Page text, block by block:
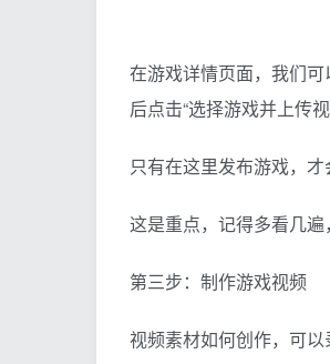
在游戏详情页面，我们
后点击“选择游戏并上传视
只有在这里发布游戏，
这是重点，记得多看几遍
第三步：制作游戏视频
视频素材如何创作，可以